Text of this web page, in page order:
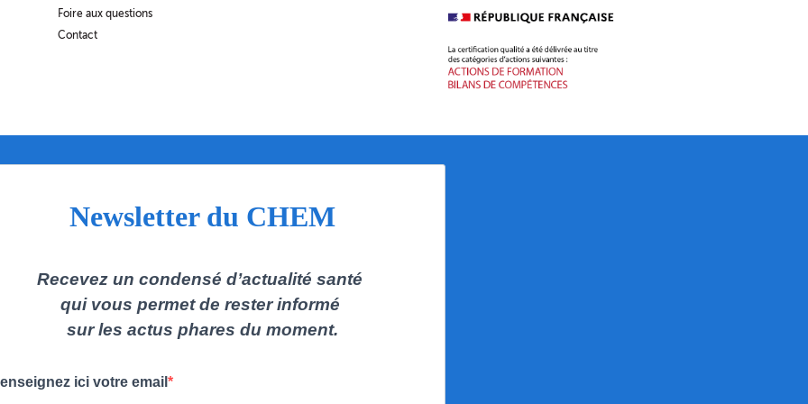
Foire aux questions
Contact
Newsletter du CHEM
Recevez un condensé d’actualité santé
qui vous permet de rester informé
sur les actus phares du moment.
ici votre email